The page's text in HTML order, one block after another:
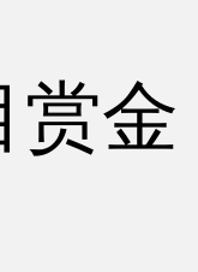
赏金